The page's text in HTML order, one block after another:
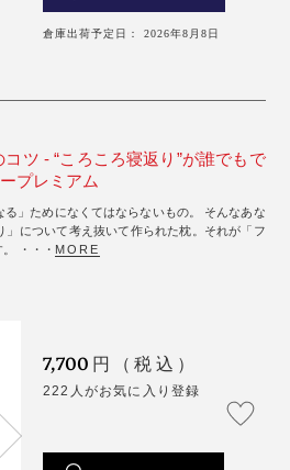
倉庫出荷予定日： 2026年8月8日
コツ - “ころころ寝返り”が誰でもで
プレミアム
」ためになくてはならないもの。 そんなあな
」について考え抜いて作られた枕。それが「フ
・・・ MORE
7,700 円（税込）
222人がお気に入り登録